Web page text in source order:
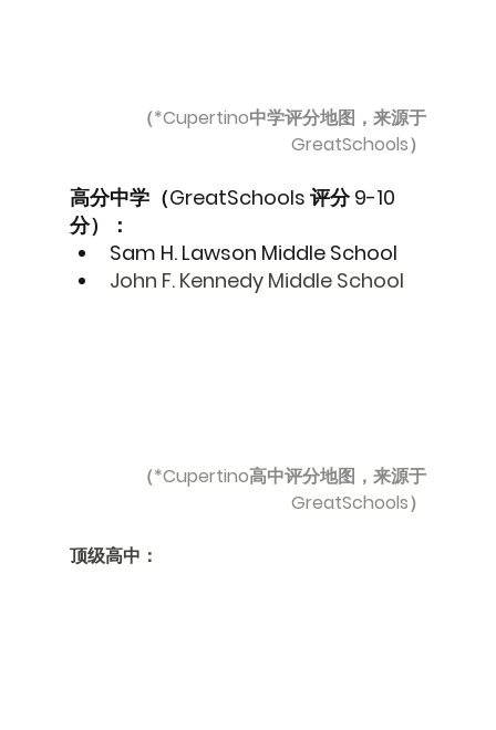
（*Cupertino中学评分地图，来源于
GreatSchools）
高分中学（GreatSchools 评分 9-10
分）：
Sam H. Lawson Middle School
John F. Kennedy Middle School
（*Cupertino高中评分地图，来源于
GreatSchools）
顶级高中：